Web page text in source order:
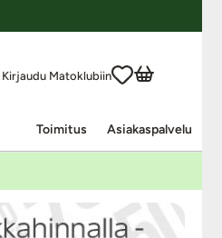
Kirjaudu Matoklubiin
Toimitus Asiakaspalvelu